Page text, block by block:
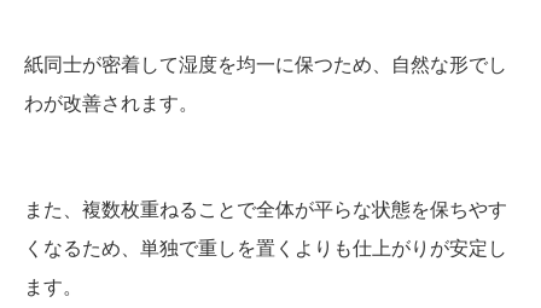
紙同士が密着して湿度を均一に保つため、自然な形でし
わが改善されます。
また、複数枚重ねることで全体が平らな状態を保ちやす
くなるため、単独で重しを置くよりも仕上がりが安定し
ます。